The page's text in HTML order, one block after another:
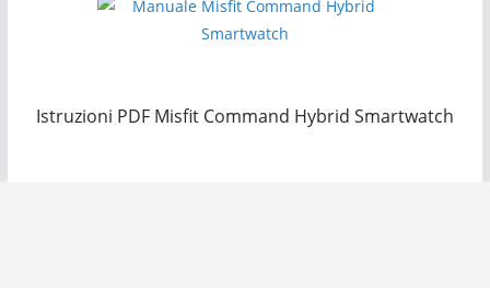
Istruzioni PDF Misfit Command Hybrid Smartwatch